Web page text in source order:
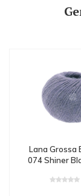
Lana Grossa
074 Shiner
en 11%